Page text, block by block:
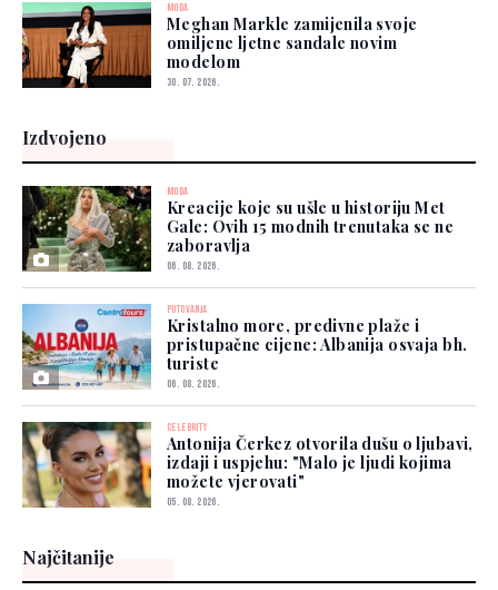
MODA
Meghan Markle zamijenila svoje
omiljene ljetne sandale novim
modelom
30. 07. 2026.
Izdvojeno
MODA
Kreacije koje su ušle u historiju Met
Gale: Ovih 15 modnih trenutaka se ne
zaboravlja
06. 08. 2026.
PUTOVANJA
Kristalno more, predivne plaže i
pristupačne cijene: Albanija osvaja bh.
turiste
06. 08. 2026.
CELEBRITY
Antonija Čerkez otvorila dušu o ljubavi,
izdaji i uspjehu: "Malo je ljudi kojima
možete vjerovati"
05. 08. 2026.
Najčitanije